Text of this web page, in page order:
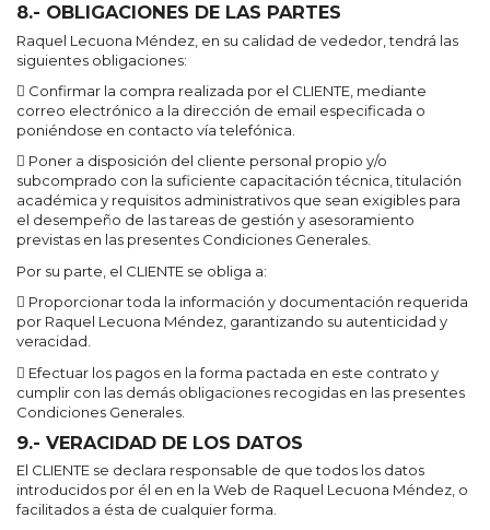
8.- OBLIGACIONES DE LAS PARTES
Raquel Lecuona Méndez, en su calidad de vededor, tendrá las
siguientes obligaciones:
 Confirmar la compra realizada por el CLIENTE, mediante
correo electrónico a la dirección de email especificada o
poniéndose en contacto vía telefónica.
 Poner a disposición del cliente personal propio y/o
subcomprado con la suficiente capacitación técnica, titulación
académica y requisitos administrativos que sean exigibles para
el desempeño de las tareas de gestión y asesoramiento
previstas en las presentes Condiciones Generales.
Por su parte, el CLIENTE se obliga a:
 Proporcionar toda la información y documentación requerida
por Raquel Lecuona Méndez, garantizando su autenticidad y
veracidad.
 Efectuar los pagos en la forma pactada en este contrato y
cumplir con las demás obligaciones recogidas en las presentes
Condiciones Generales.
9.- VERACIDAD DE LOS DATOS
El CLIENTE se declara responsable de que todos los datos
introducidos por él en en la Web de Raquel Lecuona Méndez, o
facilitados a ésta de cualquier forma.